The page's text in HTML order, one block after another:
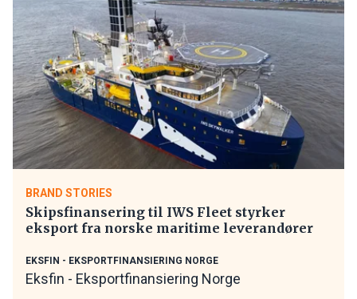
BRAND STORIES
Skipsfinansering til IWS Fleet styrker
eksport fra norske maritime leverandører
EKSFIN - EKSPORTFINANSIERING NORGE
Eksfin - Eksportfinansiering Norge